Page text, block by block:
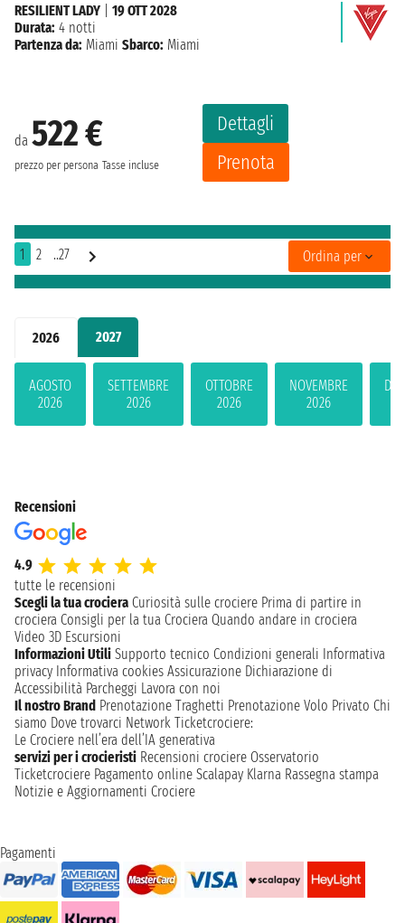
2026 2027
AGOSTO
2026
SETTEMBRE
2026
OTTOBRE
2026
NOVEMBRE
2026
da 522 €
prezzo per persona Tasse incluse
Dettagli
Prenota
RESILIENT LADY
19 OTT 2028
Durata: 4 notti
Partenza da: Miami Sbarco: Miami
1 2 ..27 Ordina per
Recensioni
4.9
tutte le recensioni
Scegli la tua crociera Curiosità sulle crociere Prima di partire in
crociera Consigli per la tua Crociera Quando andare in crociera
Video 3D Escursioni
Informazioni Utili Supporto tecnico Condizioni generali Informativa
privacy Informativa cookies Assicurazione Dichiarazione di
Accessibilità Parcheggi Lavora con noi
Il nostro Brand Prenotazione Traghetti Prenotazione Volo Privato Chi
siamo Dove trovarci Network Ticketcrociere:
Le Crociere nell’era dell’IA generativa
servizi per i crocieristi Recensioni crociere Osservatorio
Ticketcrociere Pagamento online Scalapay Klarna Rassegna stampa
Notizie e Aggiornamenti Crociere
Pagamenti